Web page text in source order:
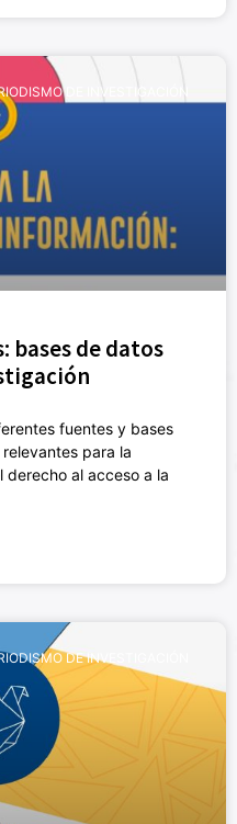
DE INVESTIGACIÓN
bases de datos
fuentes y bases
para la
derecho al acceso a la
DE INVESTIGACIÓN